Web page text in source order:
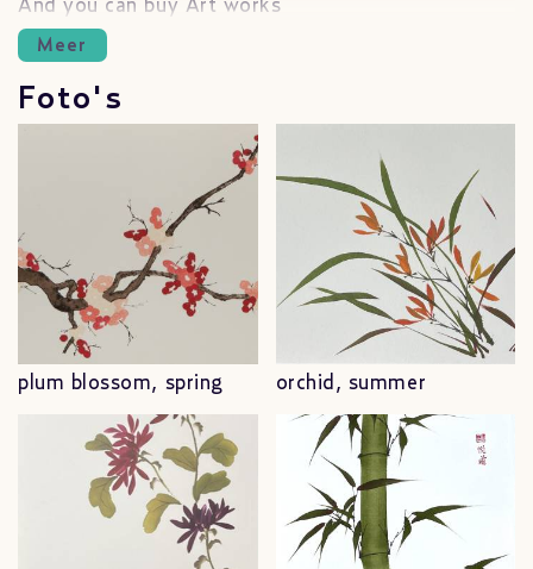
And you can buy Art works
Meer
Foto's
plum blossom, spring orchid, summer